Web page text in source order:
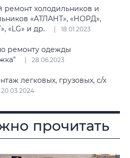
ремонт холодильников и
«АТЛАНТ», «НОРД»,
«LG» и др.
18.01.2023
ремонту одежды
28.06.2023
легковых, грузовых, с/х
20.03.2024
прочитать